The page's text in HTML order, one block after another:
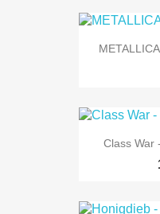
Class War